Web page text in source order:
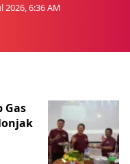
2026, 6:36 AM
Gas